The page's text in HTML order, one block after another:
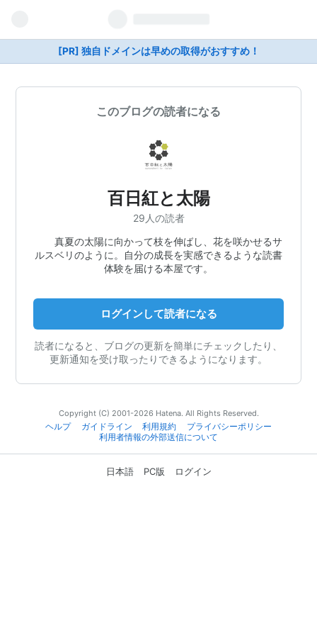
[PR] 独自ドメインは早めの取得がおすすめ！
このブログの読者になる
百日紅と太陽
29人の読者
真夏の太陽に向かって枝を伸ばし、花を咲かせるサ
ルスベリのように。自分の成長を実感できるような読書
体験を届ける本屋です。
ログインして読者になる
読者になると、ブログの更新を簡単にチェックしたり、
更新通知を受け取ったりできるようになります。
Copyright (C) 2001-2026 Hatena. All Rights Reserved.
ヘルプ
ガイドライン 利用規約
プライバシーポリシー
利用者情報の外部送信について
日本語 PC版 ログイン